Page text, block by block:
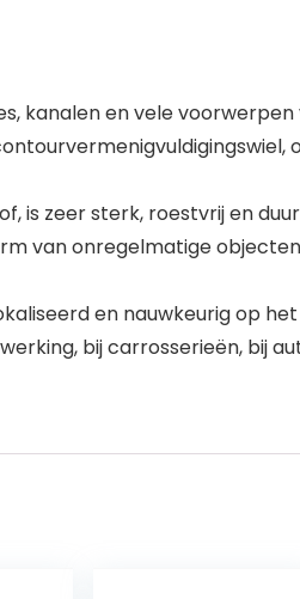
kanalen en vele
is zeer sterk, roestvrij en
van onregelmatige
en nauwkeurig op
bij carrosserieën, bij